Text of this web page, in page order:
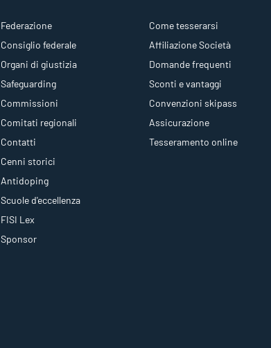
Federazione
Consiglio federale
Organi di giustizia
Safeguarding
Commissioni
Comitati regionali
Contatti
Cenni storici
Antidoping
Scuole d'eccellenza
FISI Lex
Sponsor
Come tesserarsi
Affiliazione Società
Domande frequenti
Sconti e vantaggi
Convenzioni skipass
Assicurazione
Tesseramento online